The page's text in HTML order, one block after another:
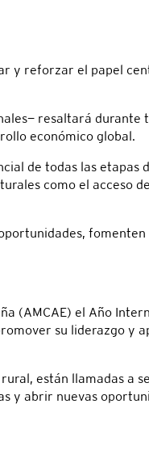
y reforzar el papel
resaltará durante
económico global.
de todas las etapas
como el acceso
fomenten
(AMCAE) el Año
su liderazgo y
están llamadas a
y abrir nuevas